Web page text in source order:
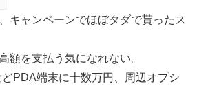
キャンペーンでほぼタダで貰ったス
額を支払う気になれない。
PDA端末に十数万円、周辺オプシ